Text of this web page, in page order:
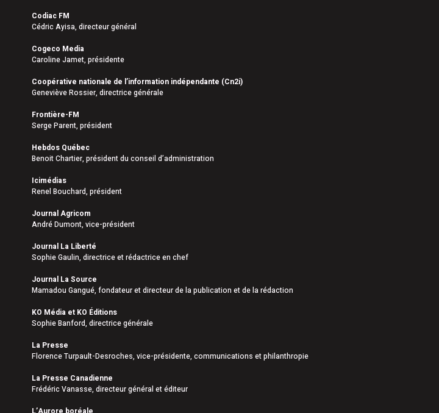
Codiac FM
Cédric Ayisa, directeur général
Cogeco Media
Caroline Jamet, présidente
Coopérative nationale de l’information indépendante (Cn2i)
Geneviève Rossier, directrice générale
Frontière-FM
Serge Parent, président
Hebdos Québec
Benoit Chartier, président du conseil d’administration
Icimédias
Renel Bouchard, président
Journal Agricom
André Dumont, vice-président
Journal La Liberté
Sophie Gaulin, directrice et rédactrice en chef
Journal La Source
Mamadou Gangué, fondateur et directeur de la publication et de la rédaction
KO Média et KO Éditions
Sophie Banford, directrice générale
La Presse
Florence Turpault-Desroches, vice-présidente, communications et philanthropie
La Presse Canadienne
Frédéric Vanasse, directeur général et éditeur